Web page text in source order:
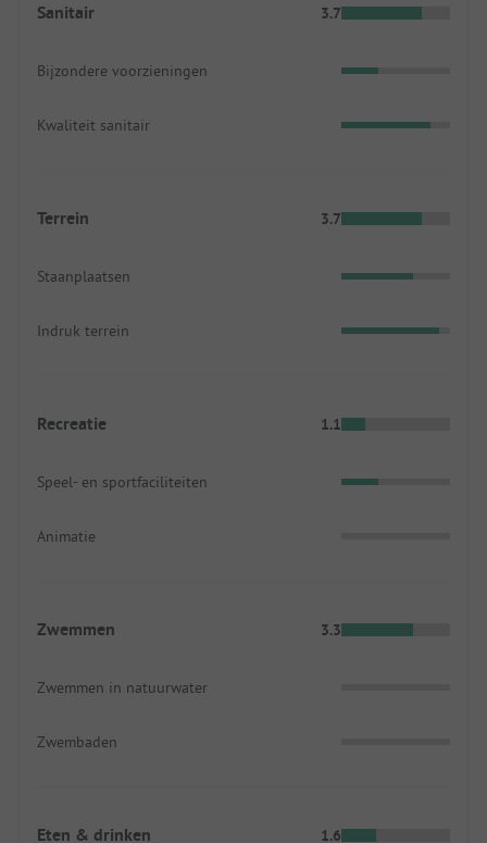
Sanitair 3.7
Bijzondere voorzieningen
Kwaliteit sanitair
Terrein 3.7
Staanplaatsen
Indruk terrein
Recreatie 1.1
Speel- en sportfaciliteiten
Animatie
Zwemmen 3.3
Zwemmen in natuurwater
Zwembaden
Eten & drinken 1.6